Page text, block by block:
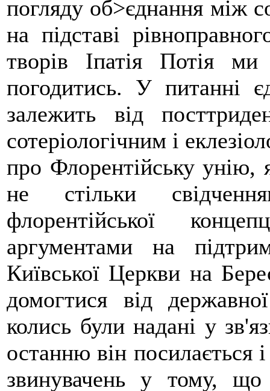
погляду об>єднання між
на підставі
творів Іпатія Потія
погодитись. У питанні
залежить від
сотеріологічним і
про Флорентійську унію,
не стільки
флорентійської
аргументами на
Київської Церкви на
домогтися від
колись були надані у
останню він посилається
звинувачень у тому, що